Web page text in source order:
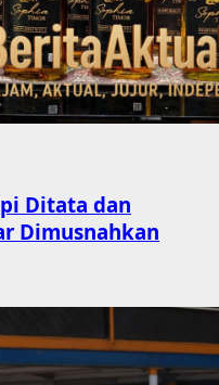
Ditata dan
Dimusnahkan